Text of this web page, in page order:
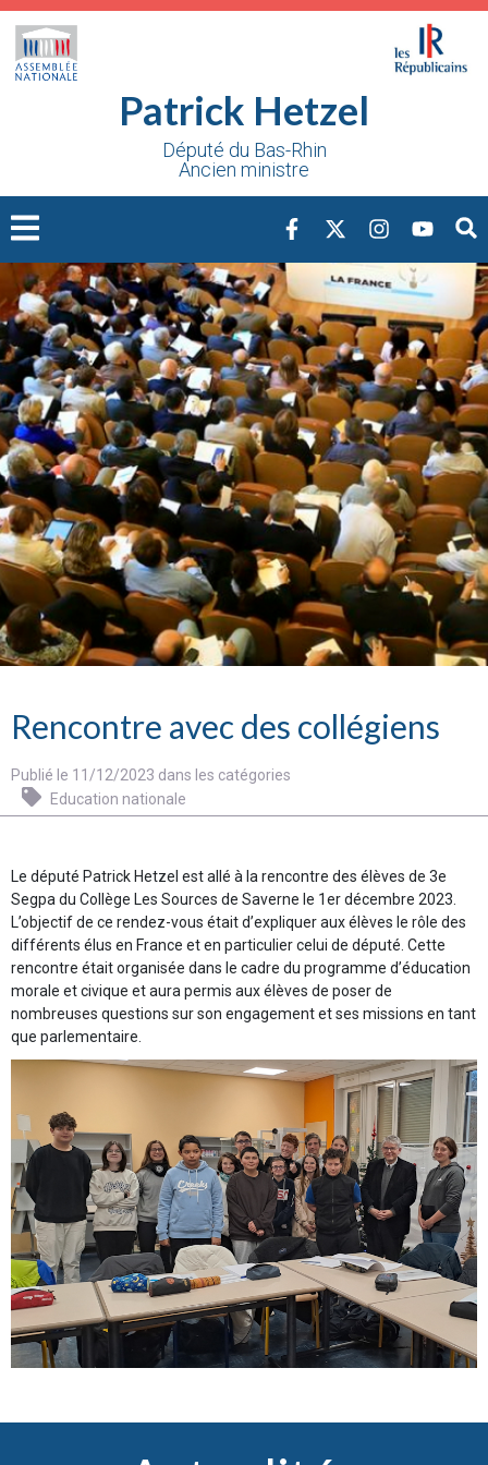
Patrick Hetzel
Député du Bas-Rhin
Ancien ministre
Rencontre avec des collégiens
Publié le 11/12/2023 dans les catégories
Education nationale
Le député Patrick Hetzel est allé à la rencontre des élèves de 3e
Segpa du Collège Les Sources de Saverne le 1er décembre 2023.
L’objectif de ce rendez-vous était d’expliquer aux élèves le rôle des
différents élus en France et en particulier celui de député. Cette
rencontre était organisée dans le cadre du programme d’éducation
morale et civique et aura permis aux élèves de poser de
nombreuses questions sur son engagement et ses missions en tant
que parlementaire.
Cookies management panel